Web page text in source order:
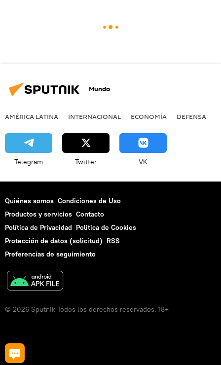
Mundo
AMÉRICA LATINA INTERNACIONAL ECONOMÍA DEFENSA
Telegram Twitter VK
Quiénes somos Condiciones de Uso
Productos y servicios Contacto
Política de Privacidad Politica de Cookies
Protección de datos (solicitud) RSS
Preferencias de seguimiento
© 2026 Sputnik Todos los derechos reservados. 18+